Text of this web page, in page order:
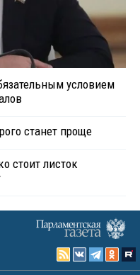
условием
станет проще
стоит листок